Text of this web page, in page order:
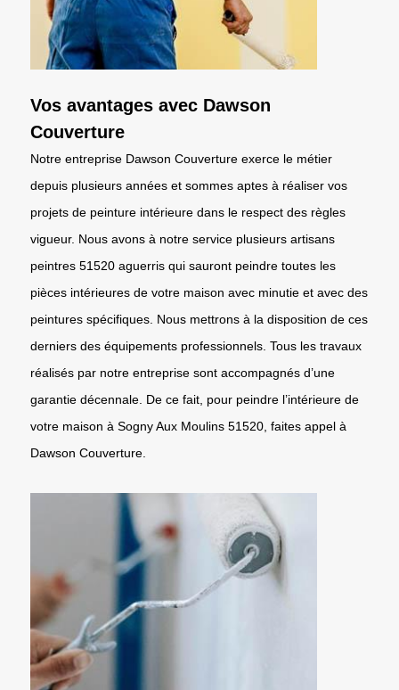
Vos avantages avec Dawson
Couverture
Notre entreprise Dawson Couverture exerce le métier
depuis plusieurs années et sommes aptes à réaliser vos
projets de peinture intérieure dans le respect des règles
vigueur. Nous avons à notre service plusieurs artisans
peintres 51520 aguerris qui sauront peindre toutes les
pièces intérieures de votre maison avec minutie et avec des
peintures spécifiques. Nous mettrons à la disposition de ces
derniers des équipements professionnels. Tous les travaux
réalisés par notre entreprise sont accompagnés d’une
garantie décennale. De ce fait, pour peindre l’intérieure de
votre maison à Sogny Aux Moulins 51520, faites appel à
Dawson Couverture.